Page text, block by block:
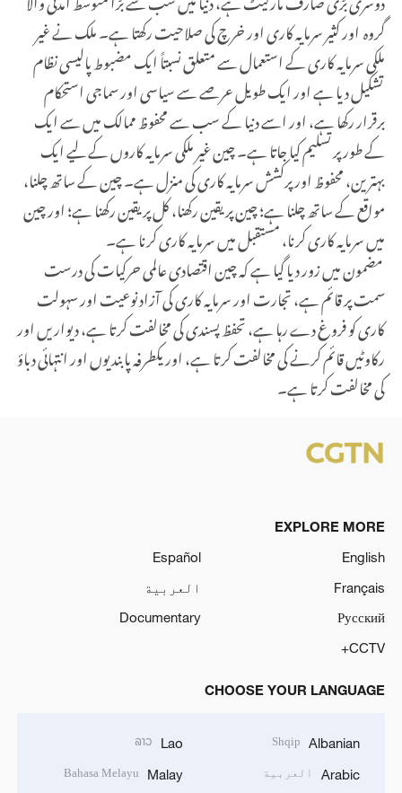
گروہ اور کثیر سرمایہ کاری اور خرچ کی صلاحیت رکھتا ہے۔ ملک نے غیر
ملکی سرمایہ کاری کے استعمال سے متعلق نسبتاً ایک مضبوط پالیسی نظام
تشکیل دیا ہے اور ایک طویل عرصے سے سیاسی اور سماجی استحکام
برقرار رکھا ہے، اور اسے دنیا کے سب سے محفوظ ممالک میں سے ایک
کے طور پر تسلیم کیا جاتا ہے۔ چین غیر ملکی سرمایہ کاروں کے لیے ایک
بہترین، محفوظ اور پرکشش سرمایہ کاری کی منزل ہے۔ چین کے ساتھ چلنا،
مواقع کے ساتھ چلنا ہے؛ چین پر یقین رکھنا، کل پر یقین رکھنا ہے؛ اور چین
میں سرمایہ کاری کرنا، مستقبل میں سرمایہ کاری کرنا ہے۔
مضمون میں زور دیا گیا ہے کہ چین اقتصادی عالمی حرکیات کی درست
سمت پر قائم ہے، تجارت اور سرمایہ کاری کی آزاد نوعیت اور سہولت
کاری کو فروغ دے رہا ہے، تحفظ پسندی کی مخالفت کرتا ہے، دیواریں اور
رکاوٹیں قائم کرنے کی مخالفت کرتا ہے، اور یکطرفہ پابندیوں اور انتہائی دباؤ
کی مخالفت کرتا ہے۔
EXPLORE MORE
English
Español
Français
العربية
Русский
Documentary
CCTV+
CHOOSE YOUR LANGUAGE
Albanian
Shqip
Arabic العربية
Lao
ລາວ
Malay
Bahasa Melayu